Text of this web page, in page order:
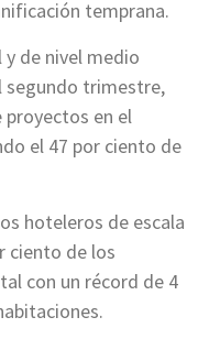
temprana.
y de nivel medio
segundo trimestre,
proyectos en el
el 47 por ciento de
hoteleros de escala
ciento de los
con un récord de 4